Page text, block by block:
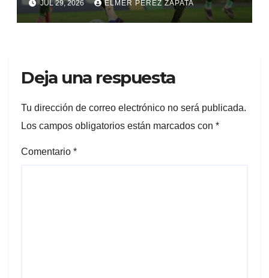
JUL 29, 2026 ELMER PEREZ ZAPATA
Deja una respuesta
Tu dirección de correo electrónico no será publicada.
Los campos obligatorios están marcados con *
Comentario *